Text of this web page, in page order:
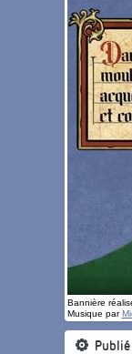
Bannière
Musique par